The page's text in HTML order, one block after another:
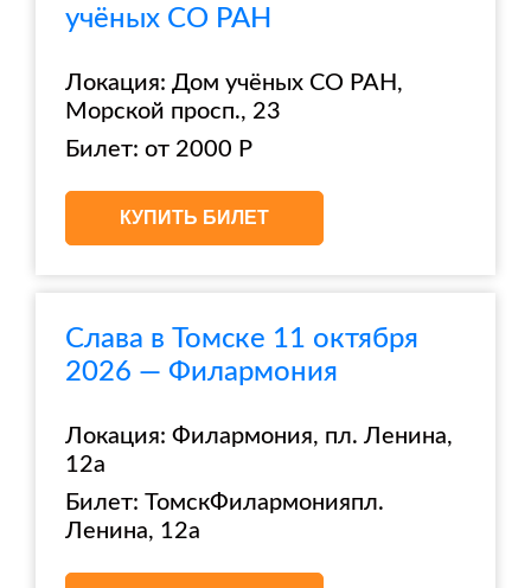
учёных СО РАН
Локация: Дом учёных СО РАН,
Морской просп., 23
Билет: от 2000 Р
КУПИТЬ БИЛЕТ
Слава в Томске 11 октября
2026 — Филармония
Локация: Филармония, пл. Ленина,
12а
Билет: ТомскФилармонияпл.
Ленина, 12а